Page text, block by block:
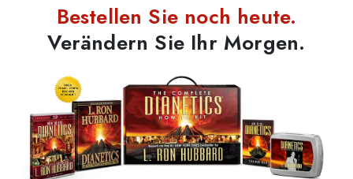
Bestellen Sie noch heute.
Verändern Sie Ihr Morgen.